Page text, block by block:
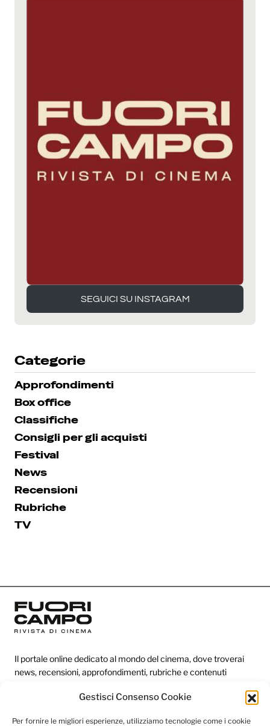
Gestisci Consenso Cookie
Per fornire le migliori esperienze, utilizziamo tecnologie come i cookie
SEGUICI SU INSTAGRAM
Categorie
Approfondimenti
Box office
Classifiche
Consigli per gli acquisti
Festival
News
Recensioni
Rubriche
TV
Il portale online dedicato al mondo del cinema, dove troverai
news, recensioni, approfondimenti, rubriche e contenuti